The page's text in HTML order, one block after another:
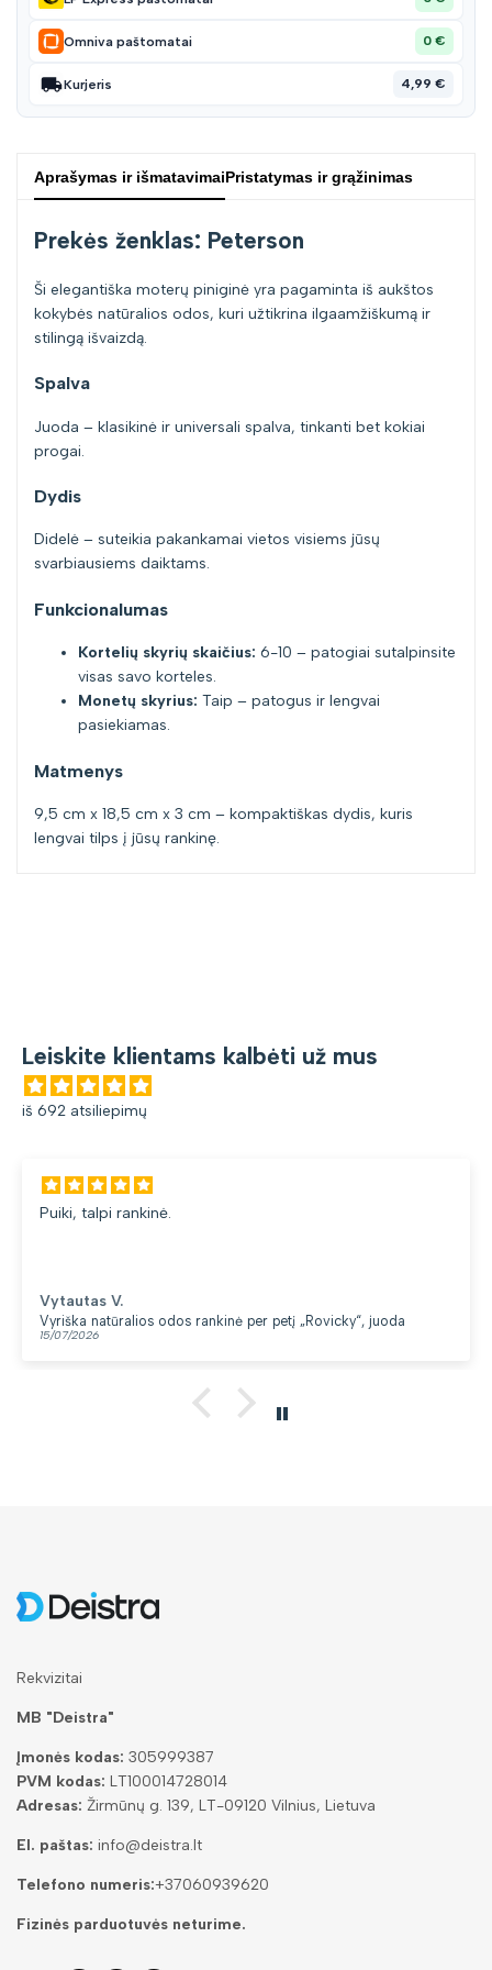
Omniva paštomatai 0 €
Kurjeris 4,99 €
Aprašymas ir išmatavimaiPristatymas ir grąžinimas
Prekės ženklas: Peterson
Ši elegantiška moterų piniginė yra pagaminta iš aukštos
kokybės natūralios odos, kuri užtikrina ilgaamžiškumą ir
stilingą išvaizdą.
Spalva
Juoda – klasikinė ir universali spalva, tinkanti bet kokiai
progai.
Dydis
Didelė – suteikia pakankamai vietos visiems jūsų
svarbiausiems daiktams.
Funkcionalumas
Kortelių skyrių skaičius: 6-10 – patogiai sutalpinsite
visas savo korteles.
Monetų skyrius: Taip – patogus ir lengvai
pasiekiamas.
Matmenys
9,5 cm x 18,5 cm x 3 cm – kompaktiškas dydis, kuris
lengvai tilps į jūsų rankinę.
Leiskite klientams kalbėti už mus
iš 692 atsiliepimų
Puiki, talpi rankinė.
Vytautas V.
Vyriška natūralios odos rankinė per petį „Rovicky“, juoda
15/07/2026
Rekvizitai
MB "Deistra"
Įmonės kodas: 305999387
PVM kodas: LT100014728014
Adresas: Žirmūnų g. 139, LT-09120 Vilnius, Lietuva
El. paštas: info@deistra.lt
Telefono numeris:+37060939620
Fizinės parduotuvės neturime.